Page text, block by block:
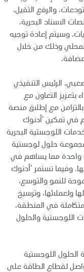
والرفع الثقيل،
الاسناد البحرية،
وسيتم إعادة توجيه
المحلي وذلك من خلال
الرئيس التنفيذي
التعاون مع
مع إطلاق منصة
في تمكين ’أدنوك
اللوجستية البحرية
مجموعة حلول لوجستية
واحدة مما يساهم في
وفيما تستمر ’أدنوك
للنمو والتوسع،
ولعملائها، وترسيخ
في المنطقة،
اللوجستية والحلول
الحلول اللوجستية
لقطاع الطاقة على